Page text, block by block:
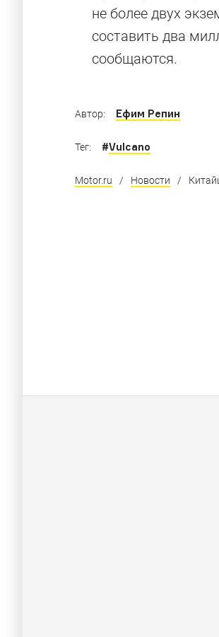
не более двух
составить два
сообщаются.
Автор: Ефим Репин
Тег: #Vulcano
Motor.ru / Новости /